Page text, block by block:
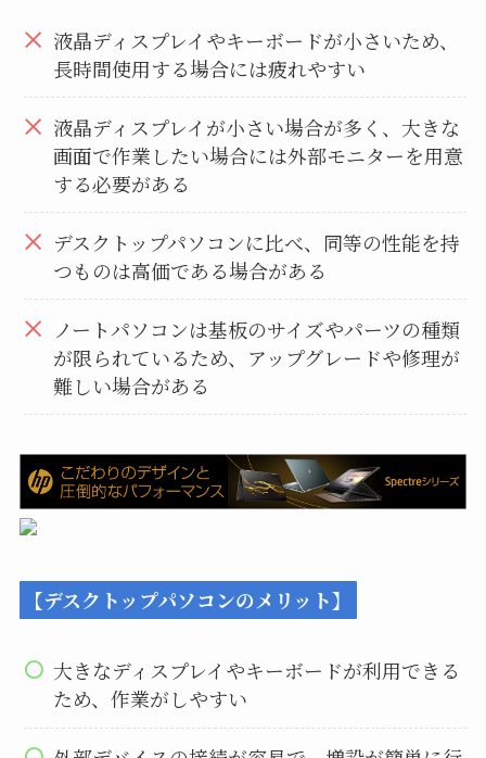
液晶ディスプレイやキーボードが小さいため、
長時間使用する場合には疲れやすい
液晶ディスプレイが小さい場合が多く、大きな
画面で作業したい場合には外部モニターを用意
する必要がある
デスクトップパソコンに比べ、同等の性能を持
つものは高価である場合がある
ノートパソコンは基板のサイズやパーツの種類
が限られているため、アップグレードや修理が
難しい場合がある
【デスクトップパソコンのメリット】
大きなディスプレイやキーボードが利用できる
ため、作業がしやすい